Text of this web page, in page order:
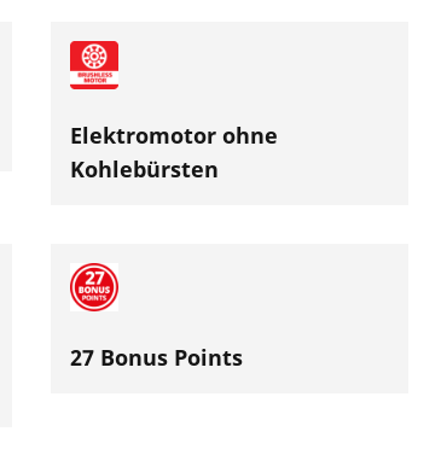
Elektromotor ohne
Kohlebürsten
27 Bonus Points